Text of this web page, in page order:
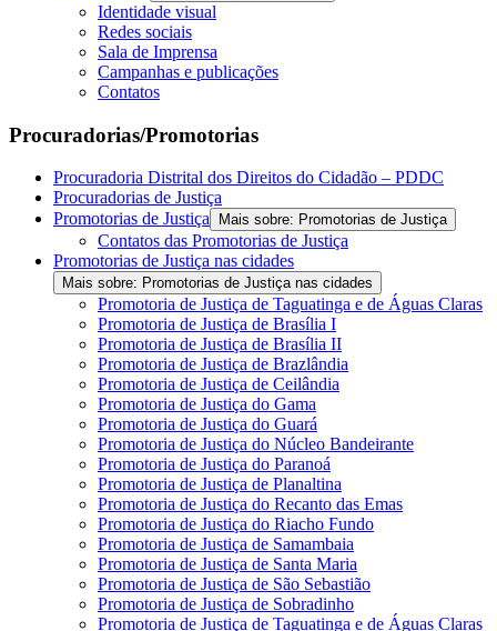
Identidade visual
Redes sociais
Sala de Imprensa
Campanhas e publicações
Contatos
Procuradorias/Promotorias
Procuradoria Distrital dos Direitos do Cidadão – PDDC
Procuradorias de Justiça
Promotorias de Justiça
Mais sobre: Promotorias de Justiça
Contatos das Promotorias de Justiça
Promotorias de Justiça nas cidades
Mais sobre: Promotorias de Justiça nas cidades
Promotoria de Justiça de Taguatinga e de Águas Claras
Promotoria de Justiça de Brasília I
Promotoria de Justiça de Brasília II
Promotoria de Justiça de Brazlândia
Promotoria de Justiça de Ceilândia
Promotoria de Justiça do Gama
Promotoria de Justiça do Guará
Promotoria de Justiça do Núcleo Bandeirante
Promotoria de Justiça do Paranoá
Promotoria de Justiça de Planaltina
Promotoria de Justiça do Recanto das Emas
Promotoria de Justiça do Riacho Fundo
Promotoria de Justiça de Samambaia
Promotoria de Justiça de Santa Maria
Promotoria de Justiça de São Sebastião
Promotoria de Justiça de Sobradinho
Promotoria de Justiça de Taguatinga e de Águas Claras